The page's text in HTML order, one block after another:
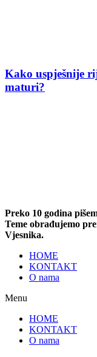
Kako uspješnije
maturi?
Preko 10 godina
Teme obrađujemo
Vjesnika.
HOME
KONTAKT
O nama
Menu
HOME
KONTAKT
O nama